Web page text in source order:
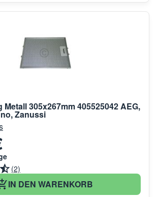
305x267mm 405525042 AEG,
Zanussi
(2)
IN DEN WARENKORB